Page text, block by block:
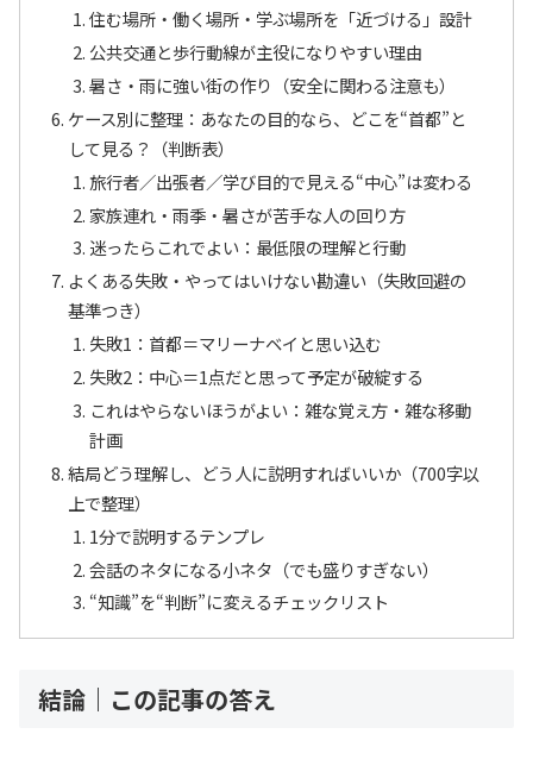
住む場所・働く場所・学ぶ場所を「近づける」設計
公共交通と歩行動線が主役になりやすい理由
暑さ・雨に強い街の作り（安全に関わる注意も）
ケース別に整理：あなたの目的なら、どこを“首都”と
して見る？（判断表）
旅行者／出張者／学び目的で見える“中心”は変わる
家族連れ・雨季・暑さが苦手な人の回り方
迷ったらこれでよい：最低限の理解と行動
よくある失敗・やってはいけない勘違い（失敗回避の
基準つき）
失敗1：首都＝マリーナベイと思い込む
失敗2：中心＝1点だと思って予定が破綻する
これはやらないほうがよい：雑な覚え方・雑な移動
計画
結局どう理解し、どう人に説明すればいいか（700字以
上で整理）
1分で説明するテンプレ
会話のネタになる小ネタ（でも盛りすぎない）
“知識”を“判断”に変えるチェックリスト
結論｜この記事の答え